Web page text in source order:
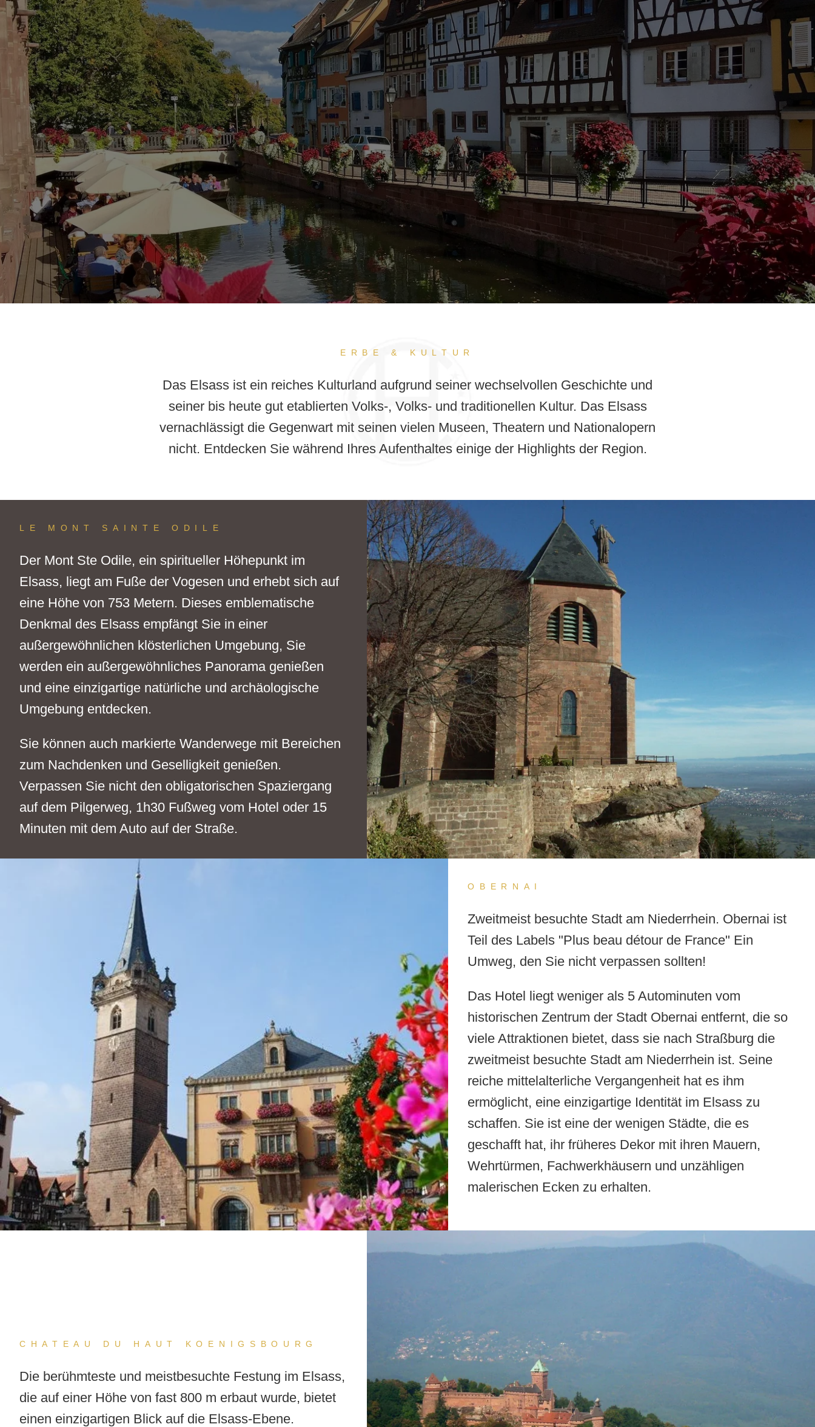
ERBE & KULTUR
Das Elsass ist ein reiches Kulturland aufgrund seiner wechselvollen Geschichte und
seiner bis heute gut etablierten Volks-, Volks- und traditionellen Kultur. Das Elsass
vernachlässigt die Gegenwart mit seinen vielen Museen, Theatern und Nationalopern
nicht. Entdecken Sie während Ihres Aufenthaltes einige der Highlights der Region.
LE MONT SAINTE ODILE
Der Mont Ste Odile, ein spiritueller Höhepunkt im
Elsass, liegt am Fuße der Vogesen und erhebt sich auf
eine Höhe von 753 Metern. Dieses emblematische
Denkmal des Elsass empfängt Sie in einer
außergewöhnlichen klösterlichen Umgebung, Sie
werden ein außergewöhnliches Panorama genießen
und eine einzigartige natürliche und archäologische
Umgebung entdecken.
Sie können auch markierte Wanderwege mit Bereichen
zum Nachdenken und Geselligkeit genießen.
Verpassen Sie nicht den obligatorischen Spaziergang
auf dem Pilgerweg, 1h30 Fußweg vom Hotel oder 15
Minuten mit dem Auto auf der Straße.
OBERNAI
Zweitmeist besuchte Stadt am Niederrhein. Obernai ist
Teil des Labels "Plus beau détour de France" Ein
Umweg, den Sie nicht verpassen sollten!
Das Hotel liegt weniger als 5 Autominuten vom
historischen Zentrum der Stadt Obernai entfernt, die so
viele Attraktionen bietet, dass sie nach Straßburg die
zweitmeist besuchte Stadt am Niederrhein ist. Seine
reiche mittelalterliche Vergangenheit hat es ihm
ermöglicht, eine einzigartige Identität im Elsass zu
schaffen. Sie ist eine der wenigen Städte, die es
geschafft hat, ihr früheres Dekor mit ihren Mauern,
Wehrtürmen, Fachwerkhäusern und unzähligen
malerischen Ecken zu erhalten.
CHATEAU DU HAUT KOENIGSBOURG
Die berühmteste und meistbesuchte Festung im Elsass,
die auf einer Höhe von fast 800 m erbaut wurde, bietet
einen einzigartigen Blick auf die Elsass-Ebene.
PREISE & RESERVIERUNG
EINEN AUFENTHALT BUCHEN
DAY SPA BUCHEN
EINEN TISCH RESERVIEREN